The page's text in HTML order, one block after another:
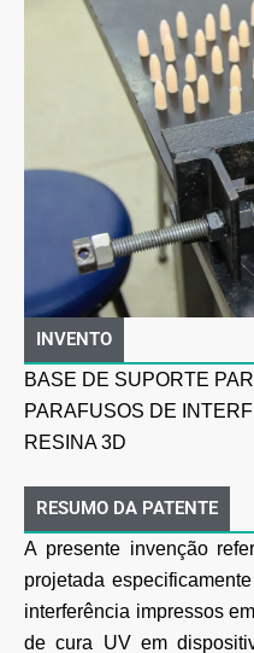
INVENTO
BASE DE SUPORTE
PARAFUSOS DE
RESINA 3D
RESUMO DA PATENTE
A presente invenção
projetada
interferência impressos
de cura UV em